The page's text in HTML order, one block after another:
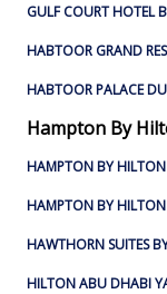
GULF COURT HOTEL
HABTOOR GRAND
HABTOOR PALACE
Hampton By
HAMPTON BY HILTON
HAMPTON BY
HAWTHORN SUITES
HILTON ABU DHABI